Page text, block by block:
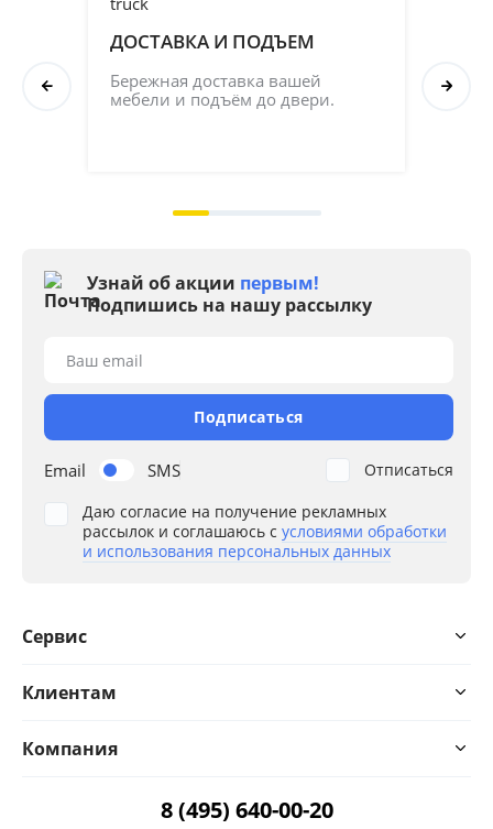
ДОСТАВКА И ПОДЪЕМ
Бережная доставка вашей
мебели и подъём до двери.
Узнай об акции первым!
Подпишись на нашу рассылку
Email SMS
Ваш email
Подписаться
Даю согласие на получение рекламных
рассылок и соглашаюсь с условиями обработки
и использования персональных данных
Отписаться
Сервис
Клиентам
Компания
8 (495) 640-00-20